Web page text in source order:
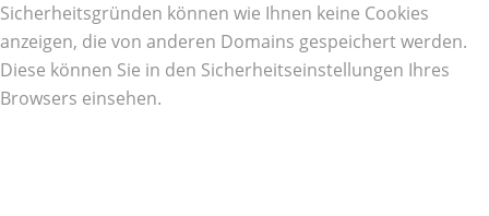
Sicherheitsgründen können wie Ihnen keine Cookies
anzeigen, die von anderen Domains gespeichert werden.
Diese können Sie in den Sicherheitseinstellungen Ihres
Browsers einsehen.